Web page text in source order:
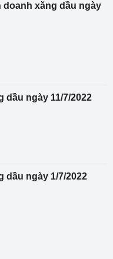
doanh xăng dầu ngày
dầu ngày 11/7/2022
dầu ngày 1/7/2022